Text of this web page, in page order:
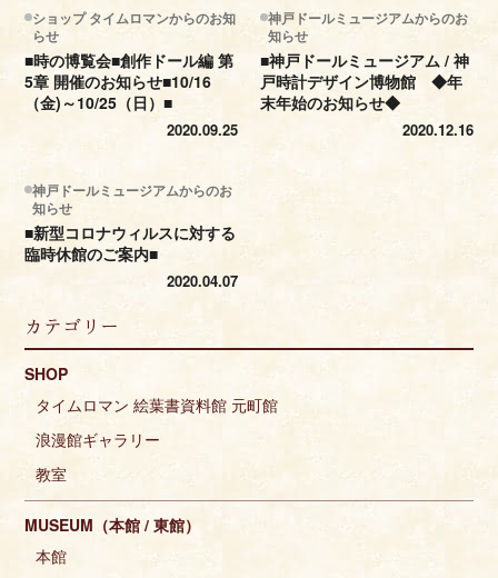
ショップ タイムロマンからのお知
らせ
■時の博覧会■創作ドール編 第
5章 開催のお知らせ■10/16
（金)～10/25（日）■
2020.09.25
神戸ドールミュージアムからのお
知らせ
■神戸ドールミュージアム / 神
戸時計デザイン博物館 ◆年
末年始のお知らせ◆
2020.12.16
神戸ドールミュージアムからのお
知らせ
■新型コロナウィルスに対する
臨時休館のご案内■
2020.04.07
カテゴリー
SHOP
タイムロマン 絵葉書資料館 元町館
浪漫館ギャラリー
教室
MUSEUM（本館 / 東館）
本館